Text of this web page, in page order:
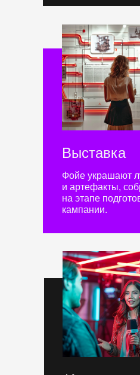
Выставка
Фойе украшают
и артефакты,
на этапе
кампании.